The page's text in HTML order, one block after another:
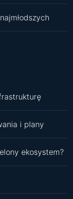
i plany
ekosystem?